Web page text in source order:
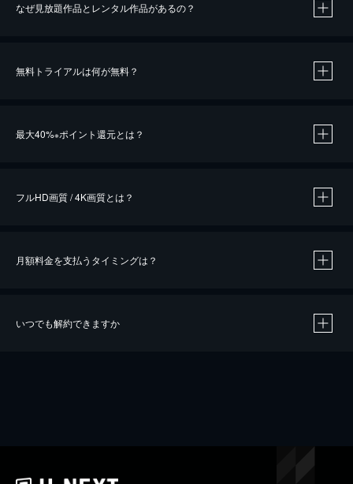
なぜ見放題作品とレンタル作品があるの？
無料トライアルは何が無料？
最大40%※ポイント還元とは？
※40％ポイント還元の対象は、クレジットカード決済による作品の購入 / レンタルです。
iOSアプリのUコイン決済による作品の購入 / レンタルは、20％のポイント還元です。
フルHD画質 / 4K画質とは？
月額料金を支払うタイミングは？
いつでも解約できますか